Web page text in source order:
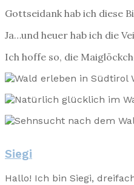
Gottseidank hab ich diese
Ja…und heuer hab ich die
Ich hoffe so, die
Siegi
Hallo! Ich bin Siegi,